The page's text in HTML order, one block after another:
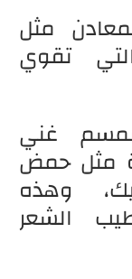
مثل
تقوي
غني
مثل حمض
وهذه
الشعر